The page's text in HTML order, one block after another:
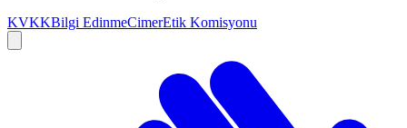
KVKKBilgi EdinmeCimerEtik Komisyonu